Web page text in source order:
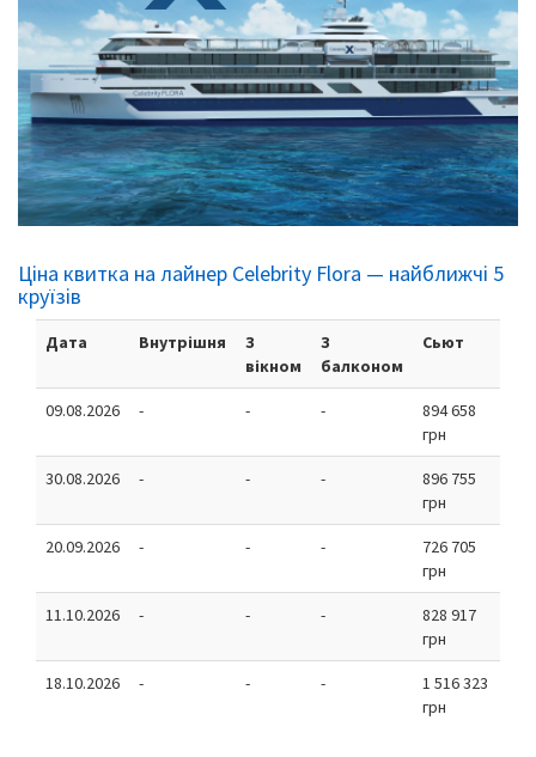
Ціна квитка на лайнер Celebrity Flora — найближчі 5
круїзів
Дата Внутрішня
З
вікном
З
балконом
Сьют
09.08.2026 - - -
894 658
грн
30.08.2026 - - -
896 755
грн
20.09.2026 - - -
726 705
грн
11.10.2026 - - -
828 917
грн
18.10.2026 - - -
1 516 323
грн